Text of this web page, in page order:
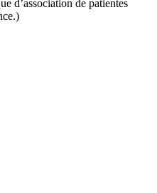
d’association de patientes